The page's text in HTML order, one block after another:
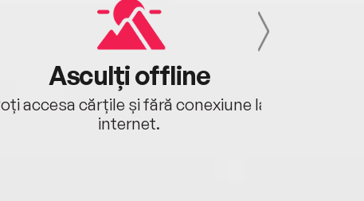
Asculți offline
accesa cărțile și fără conexiune la
internet.